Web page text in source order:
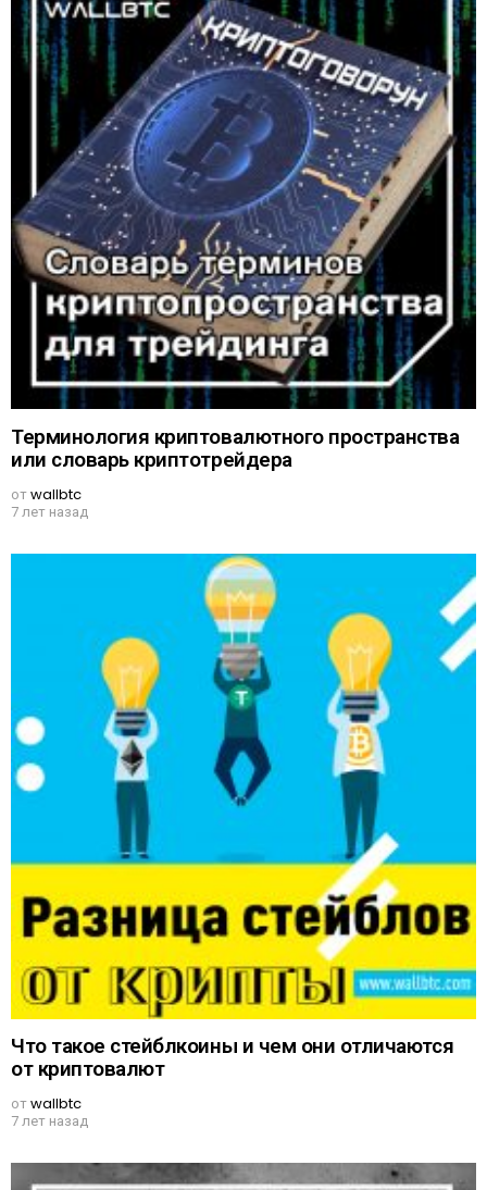
Терминология криптовалютного пространства
или словарь криптотрейдера
отwallbtc
7 лет назад
Что такое стейблкоины и чем они отличаются
от криптовалют
отwallbtc
7 лет назад